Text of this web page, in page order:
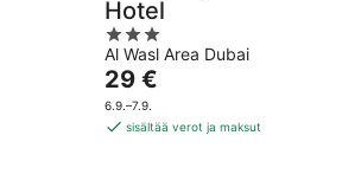
Hotel
3
out
of
5
Al Wasl Area Dubai
Hinta
on
29 €
29 €
6.9.–7.9.
sisältää verot ja maksut